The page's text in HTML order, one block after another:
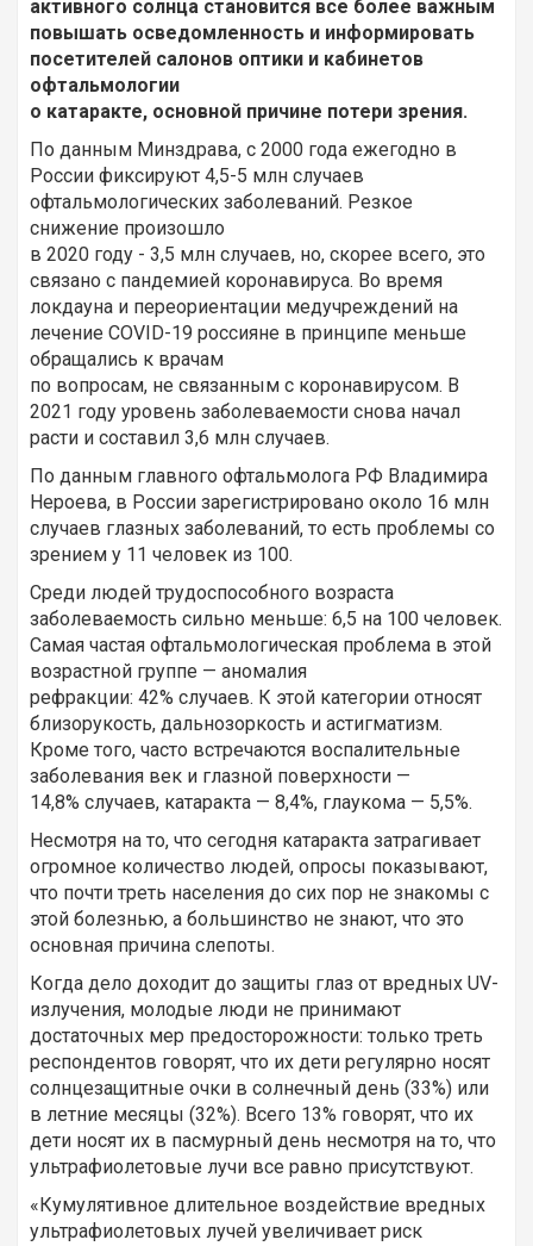
активного солнца становится все более важным
повышать осведомленность и информировать
посетителей салонов оптики и кабинетов
офтальмологии
о катаракте, основной причине потери зрения.
По данным Минздрава, с 2000 года ежегодно в
России фиксируют 4,5-5 млн случаев
офтальмологических заболеваний. Резкое
снижение произошло
в 2020 году - 3,5 млн случаев, но, скорее всего, это
связано с пандемией коронавируса. Во время
локдауна и переориентации медучреждений на
лечение COVID-19 россияне в принципе меньше
обращались к врачам
по вопросам, не связанным с коронавирусом. В
2021 году уровень заболеваемости снова начал
расти и составил 3,6 млн случаев.
По данным главного офтальмолога РФ Владимира
Нероева, в России зарегистрировано около 16 млн
случаев глазных заболеваний, то есть проблемы со
зрением у 11 человек из 100.
Среди людей трудоспособного возраста
заболеваемость сильно меньше: 6,5 на 100 человек.
Самая частая офтальмологическая проблема в этой
возрастной группе — аномалия
рефракции: 42% случаев. К этой категории относят
близорукость, дальнозоркость и астигматизм.
Кроме того, часто встречаются воспалительные
заболевания век и глазной поверхности —
14,8% случаев, катаракта — 8,4%, глаукома — 5,5%.
Несмотря на то, что сегодня катаракта затрагивает
огромное количество людей, опросы показывают,
что почти треть населения до сих пор не знакомы с
этой болезнью, а большинство не знают, что это
основная причина слепоты.
Когда дело доходит до защиты глаз от вредных UV-
излучения, молодые люди не принимают
достаточных мер предосторожности: только треть
респондентов говорят, что их дети регулярно носят
солнцезащитные очки в солнечный день (33%) или
в летние месяцы (32%). Всего 13% говорят, что их
дети носят их в пасмурный день несмотря на то, что
ультрафиолетовые лучи все равно присутствуют.
«Кумулятивное длительное воздействие вредных
ультрафиолетовых лучей увеличивает риск